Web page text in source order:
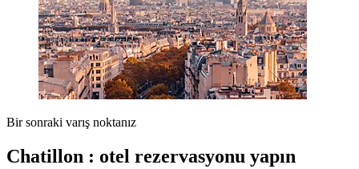
Bir sonraki varış noktanız
Chatillon : otel rezervasyonu yapın